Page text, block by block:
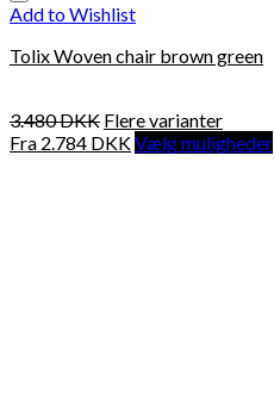
Add to Wishlist
Tolix Woven chair brown green
3.480DKK Flere varianter
Fra 2.784 DKKVælg muligheder